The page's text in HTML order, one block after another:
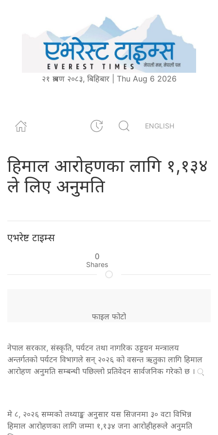
२१ श्रावण २०८३, बिहिबार | Thu Aug 6 2026
ENGLISH
हिमाल आरोहणका लागि १,१३४
ले लिए अनुमति
एभरेष्ट टाइम्स
0
Shares
फाइल फोटो
नेपाल सरकार, संस्कृति, पर्यटन तथा नागरिक उड्डयन मन्त्रालय
अन्तर्गतको पर्यटन विभागले सन् २०२६ को वसन्त ऋतुका लागि हिमाल
आरोहण अनुमति सम्बन्धी पछिल्लो प्रतिवेदन सार्वजनिक गरेको छ । ्
मे ८, २०२६ सम्मको तथ्याङ्क अनुसार यस सिजनमा ३० वटा विभिन्न
हिमाल आरोहणका लागि जम्मा १,१३४ जना आरोहीहरूले अनुमति